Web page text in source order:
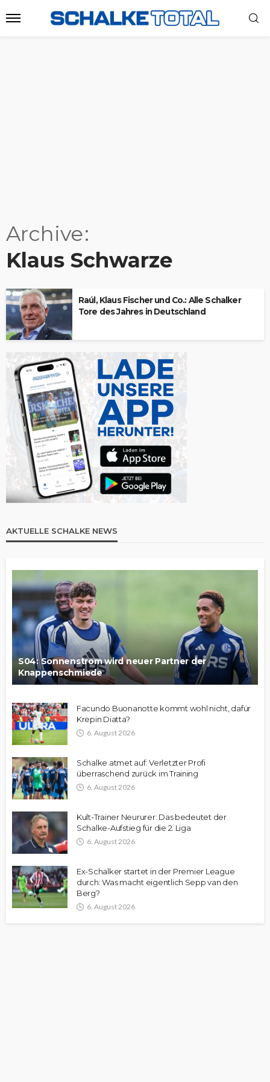
Archive
Klaus Schwarze
Raúl, Klaus Fischer und Co.: Alle Schalker
Tore des Jahres in Deutschland
AKTUELLE SCHALKE NEWS
S04: Sonnenstrom wird neuer Partner der
Knappenschmiede
Facundo Buonanotte kommt wohl nicht, dafür
Krepin Diatta?
6. August 2026
Schalke atmet auf: Verletzter Profi
überraschend zurück im Training
6. August 2026
Kult-Trainer Neururer: Das bedeutet der
Schalke-Aufstieg für die 2. Liga
6. August 2026
Ex-Schalker startet in der Premier League
durch: Was macht eigentlich Sepp van den
Berg?
6. August 2026